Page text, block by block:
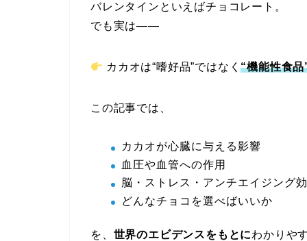
バレンタインといえばチョコレート。
でも実は――
カカオは“嗜好品”ではなく“機能性食品
この記事では、
カカオが心臓に与える影響
血圧や血管への作用
脳・ストレス・アンチエイジング
どんなチョコを選べばいいか
を、 世界のエビデンスをもとにわかりや